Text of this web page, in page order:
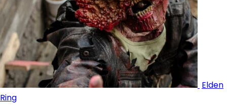
Elden
Ring